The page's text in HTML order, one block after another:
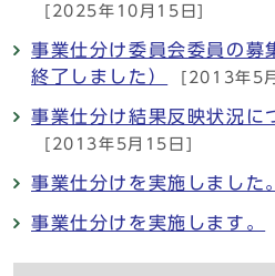
[2025年10月15日]
事業仕分け委員会委員の募
終了しました）
[2013年5
事業仕分け結果反映状況に
[2013年5月15日]
事業仕分けを実施しました。
事業仕分けを実施します。